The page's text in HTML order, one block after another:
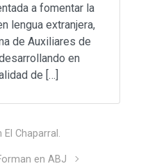
a fomentar la
lengua extranjera,
de Auxiliares de
en
de […]
Chaparral.
en ABJ